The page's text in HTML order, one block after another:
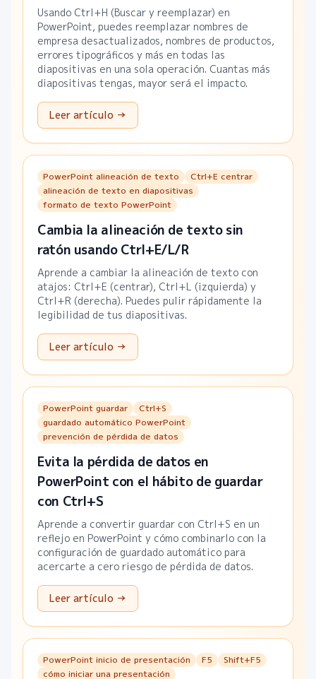
Usando Ctrl+H (Buscar y reemplazar) en
PowerPoint, puedes reemplazar nombres de
empresa desactualizados, nombres de productos,
errores tipográficos y más en todas las
diapositivas en una sola operación. Cuantas más
diapositivas tengas, mayor será el impacto.
Leer artículo →
PowerPoint alineación de texto
Ctrl+E centrar
alineación de texto en diapositivas
formato de texto PowerPoint
Cambia la alineación de texto sin
ratón usando Ctrl+E/L/R
Aprende a cambiar la alineación de texto con
atajos: Ctrl+E (centrar), Ctrl+L (izquierda) y
Ctrl+R (derecha). Puedes pulir rápidamente la
legibilidad de tus diapositivas.
Leer artículo →
PowerPoint guardar
Ctrl+S
guardado automático PowerPoint
prevención de pérdida de datos
Evita la pérdida de datos en
PowerPoint con el hábito de guardar
con Ctrl+S
Aprende a convertir guardar con Ctrl+S en un
reflejo en PowerPoint y cómo combinarlo con la
configuración de guardado automático para
acercarte a cero riesgo de pérdida de datos.
Leer artículo →
PowerPoint inicio de presentación F5
Shift+F5
cómo iniciar una presentación